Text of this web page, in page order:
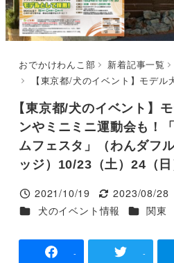
動
おでかけわんこ部 新着記事一覧
【東京都/犬のイベント】モデル犬オーディションやミニミニ運動会も！「わんダフルオータム
【東京都/犬のイベント】
ンやミニミニ運動会も！
ムフェスタ」（わんダフ
ッジ）10/23（土）24（
投稿日
2021/10/19
更新日
2023/08/28
カテゴリー
犬のイベント情報 カテゴリー
関東
- -